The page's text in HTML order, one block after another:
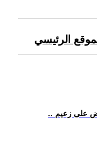
الرئيسي
على زعيم